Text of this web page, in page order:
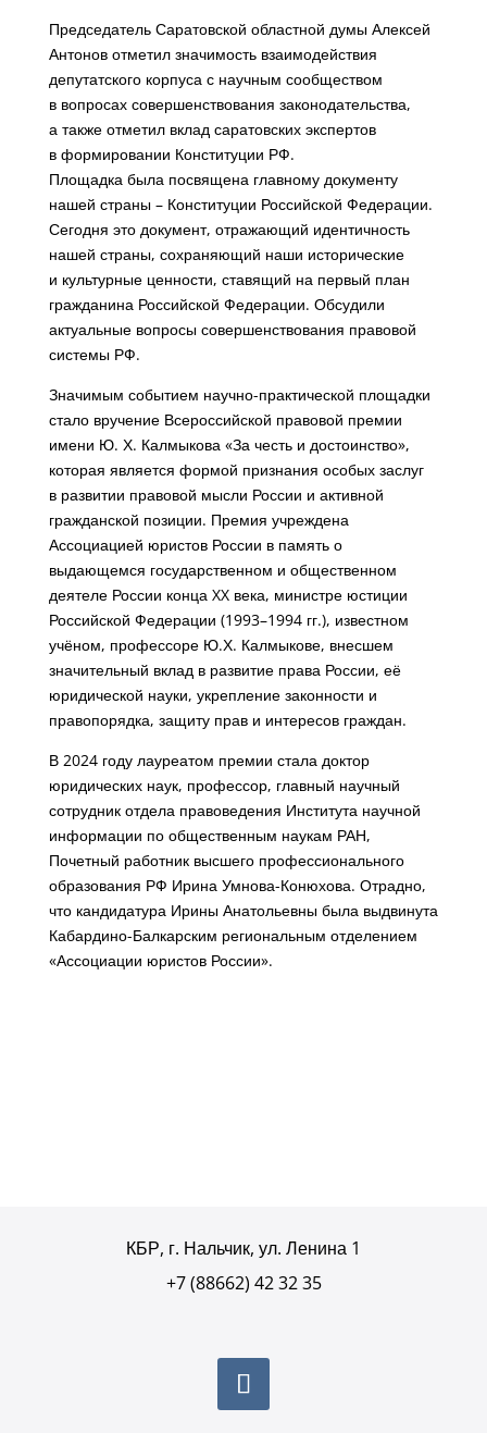
Председатель Саратовской областной думы Алексей
Антонов отметил значимость взаимодействия
депутатского корпуса с научным сообществом
в вопросах совершенствования законодательства,
а также отметил вклад саратовских экспертов
в формировании Конституции РФ.
Площадка была посвящена главному документу
нашей страны – Конституции Российской Федерации.
Сегодня это документ, отражающий идентичность
нашей страны, сохраняющий наши исторические
и культурные ценности, ставящий на первый план
гражданина Российской Федерации. Обсудили
актуальные вопросы совершенствования правовой
системы РФ.
Значимым событием научно-практической площадки
стало вручение Всероссийской правовой премии
имени Ю. Х. Калмыкова «За честь и достоинство»,
которая является формой признания особых заслуг
в развитии правовой мысли России и активной
гражданской позиции. Премия учреждена
Ассоциацией юристов России в память о
выдающемся государственном и общественном
деятеле России конца XX века, министре юстиции
Российской Федерации (1993–1994 гг.), известном
учёном, профессоре Ю.Х. Калмыкове, внесшем
значительный вклад в развитие права России, её
юридической науки, укрепление законности и
правопорядка, защиту прав и интересов граждан.
В 2024 году лауреатом премии стала доктор
юридических наук, профессор, главный научный
сотрудник отдела правоведения Института научной
информации по общественным наукам РАН,
Почетный работник высшего профессионального
образования РФ Ирина Умнова-Конюхова. Отрадно,
что кандидатура Ирины Анатольевны была выдвинута
Кабардино-Балкарским региональным отделением
«Ассоциации юристов России».
КБР, г. Нальчик, ул. Ленина 1
+7 (88662) 42 32 35